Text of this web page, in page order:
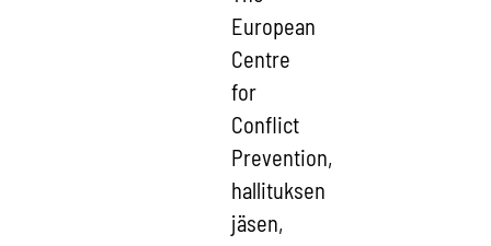
European
Centre
for
Conflict
Prevention,
hallituksen
jäsen,